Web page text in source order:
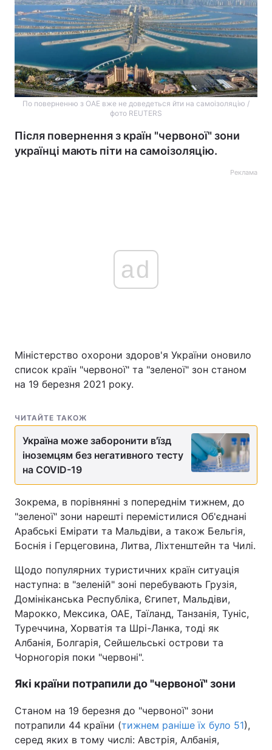
По поверненню з ОАЕ вже не доведеться йти на самоізоляцію /
фото REUTERS
Після повернення з країн "червоної" зони
українці мають піти на самоізоляцію.
Реклама
ad
Міністерство охорони здоров'я України оновило
список країн "червоної" та "зеленої" зон станом
на 19 березня 2021 року.
ЧИТАЙТЕ ТАКОЖ
Україна може заборонити в'їзд
іноземцям без негативного тесту
на COVID-19
Зокрема, в порівнянні з попереднім тижнем, до
"зеленої" зони нарешті перемістилися Об'єднані
Арабські Емірати та Мальдіви, а також Бельгія,
Боснія і Герцеговина, Литва, Ліхтенштейн та Чилі.
Щодо популярних туристичних країн ситуація
наступна: в "зеленій" зоні перебувають Грузія,
Домініканська Республіка, Єгипет, Мальдіви,
Марокко, Мексика, ОАЕ, Таїланд, Танзанія, Туніс,
Туреччина, Хорватія та Шрі-Ланка, тоді як
Албанія, Болгарія, Сейшельські острови та
Чорногорія поки "червоні".
Які країни потрапили до "червоної" зони
Станом на 19 березня до "червоної" зони
потрапили 44 країни (тижнем раніше їх було 51),
серед яких в тому числі: Австрія, Албанія,